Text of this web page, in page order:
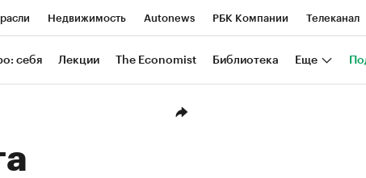
Недвижимость Autonews РБК Компании Телеканал
РБК Life Тренды Визионеры Национальные проекты Город
себя Лекции The Economist Библиотека Еще